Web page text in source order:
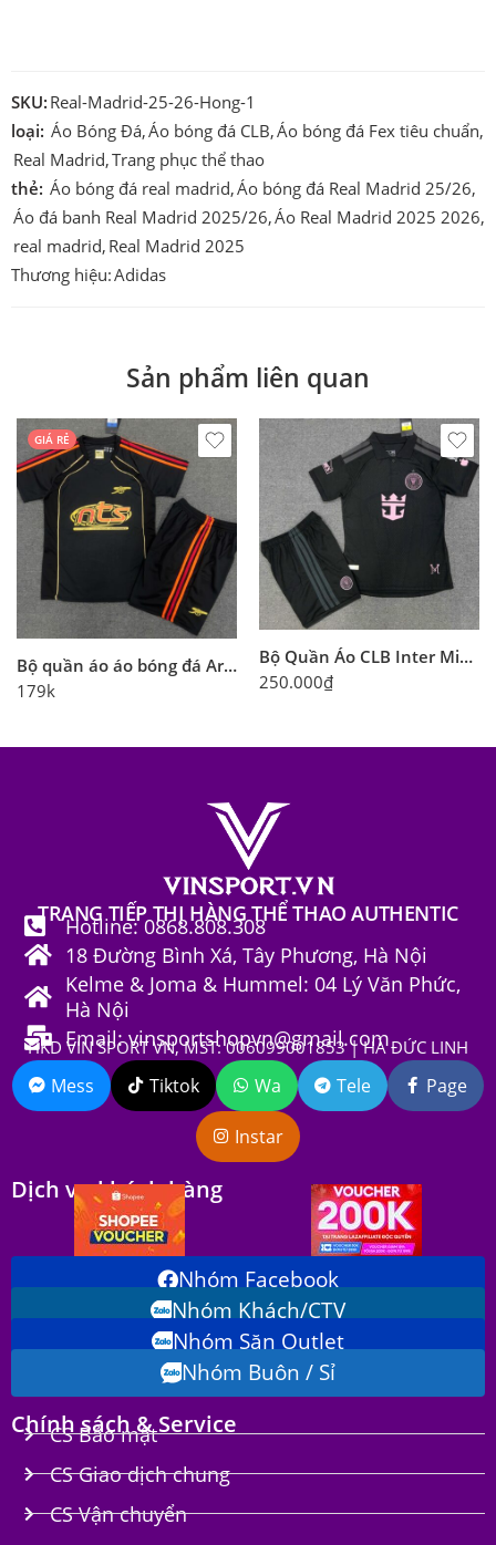
SKU: Real-Madrid-25-26-Hong-1
loại: Áo Bóng Đá,Áo bóng đá CLB,Áo bóng đá Fex tiêu chuẩn,
Real Madrid,Trang phục thể thao
thẻ: Áo bóng đá real madrid,Áo bóng đá Real Madrid 25/26,
Áo đá banh Real Madrid 2025/26,Áo Real Madrid 2025 2026,
real madrid, Real Madrid 2025
Thương hiệu:Adidas
Sản phẩm liên quan
GIÁ RẺ
Bộ quần áo áo bóng đá Arsenal NTS 2025 màu đen vàng
179k
Bộ Quần Áo CLB Inter Miami 2026 Đen Hồng
250.000₫
TRANG TIẾP THỊ HÀNG THỂ THAO AUTHENTIC
Hotline: 0868.808.308
18 Đường Bình Xá, Tây Phương, Hà Nội
Kelme & Joma & Hummel: 04 Lý Văn Phức,
Hà Nội
Email: vinsportshopvn@gmail.com
HKD VIN SPORT VN, MST: 006099001853 | HÀ ĐỨC LINH
Mess Tiktok Wa Tele Page
Instar
Dịch vụ khách hàng
Nhóm Facebook
Nhóm Khách/CTV
Nhóm Săn Outlet
Nhóm Buôn / Sỉ
Chính sách & Service
CS Bảo mật
CS Giao dịch chung
CS Vận chuyển